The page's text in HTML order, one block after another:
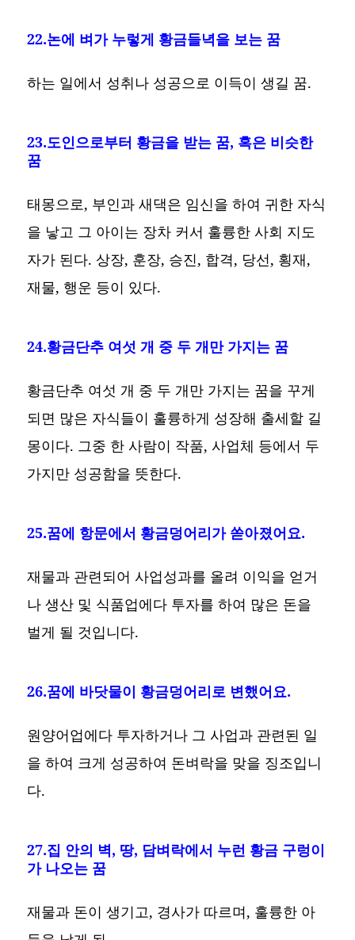
22.논에 벼가 누렇게 황금들녁을 보는 꿈
하는 일에서 성취나 성공으로 이득이 생길 꿈.
23.도인으로부터 황금을 받는 꿈, 혹은 비슷한
꿈
태몽으로, 부인과 새댁은 임신을 하여 귀한 자식
을 낳고 그 아이는 장차 커서 훌륭한 사회 지도
자가 된다. 상장, 훈장, 승진, 합격, 당선, 횡재,
재물, 행운 등이 있다.
24.황금단추 여섯 개 중 두 개만 가지는 꿈
황금단추 여섯 개 중 두 개만 가지는 꿈을 꾸게
되면 많은 자식들이 훌륭하게 성장해 출세할 길
몽이다. 그중 한 사람이 작품, 사업체 등에서 두
가지만 성공함을 뜻한다.
25.꿈에 항문에서 황금덩어리가 쏟아졌어요.
재물과 관련되어 사업성과를 올려 이익을 얻거
나 생산 및 식품업에다 투자를 하여 많은 돈을
벌게 될 것입니다.
26.꿈에 바닷물이 황금덩어리로 변했어요.
원양어업에다 투자하거나 그 사업과 관련된 일
을 하여 크게 성공하여 돈벼락을 맞을 징조입니
다.
27.집 안의 벽, 땅, 담벼락에서 누런 황금 구렁이
가 나오는 꿈
재물과 돈이 생기고, 경사가 따르며, 훌륭한 아